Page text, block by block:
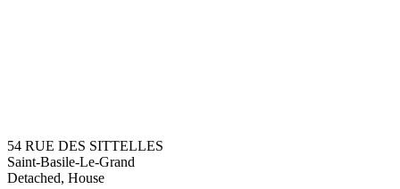
54 RUE DES SITTELLES
Saint-Basile-Le-Grand
Detached, House